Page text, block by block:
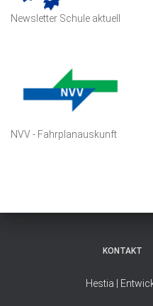
Newsletter Schule aktuell
NVV - Fahrplanauskunft
KONTAKT
Hestia |